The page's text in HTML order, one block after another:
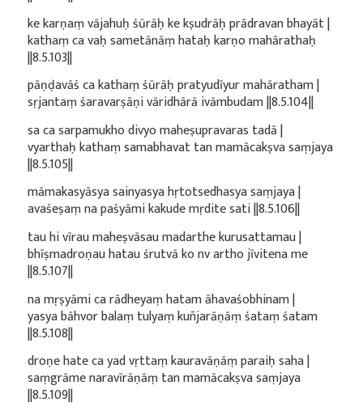
ke karṇaṃ vājahuḥ śūrāḥ ke kṣudrāḥ prādravan bhayāt |
kathaṃ ca vaḥ sametānāṃ hataḥ karṇo mahārathaḥ
||8.5.103||
pāṇḍavāś ca kathaṃ śūrāḥ pratyudīyur mahāratham |
sṛjantaṃ śaravarṣāṇi vāridhārā ivāmbudam ||8.5.104||
sa ca sarpamukho divyo maheṣupravaras tadā |
vyarthaḥ kathaṃ samabhavat tan mamācakṣva saṃjaya
||8.5.105||
māmakasyāsya sainyasya hṛtotsedhasya saṃjaya |
avaśeṣaṃ na paśyāmi kakude mṛdite sati ||8.5.106||
tau hi vīrau maheṣvāsau madarthe kurusattamau |
bhīṣmadroṇau hatau śrutvā ko nv artho jīvitena me
||8.5.107||
na mṛṣyāmi ca rādheyaṃ hatam āhavaśobhinam |
yasya bāhvor balaṃ tulyaṃ kuñjarāṇāṃ śataṃ śatam
||8.5.108||
droṇe hate ca yad vṛttaṃ kauravāṇāṃ paraiḥ saha |
saṃgrāme naravīrāṇāṃ tan mamācakṣva saṃjaya
||8.5.109||